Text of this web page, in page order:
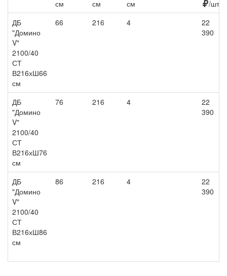
см
см
см
/шт
ДБ
"Домино
V"
2100/40
СТ
В216хШ66
см
66 216 4
22
390
ДБ
"Домино
V"
2100/40
СТ
В216хШ76
см
76 216 4
22
390
ДБ
"Домино
V"
2100/40
СТ
В216хШ86
см
86 216 4
22
390